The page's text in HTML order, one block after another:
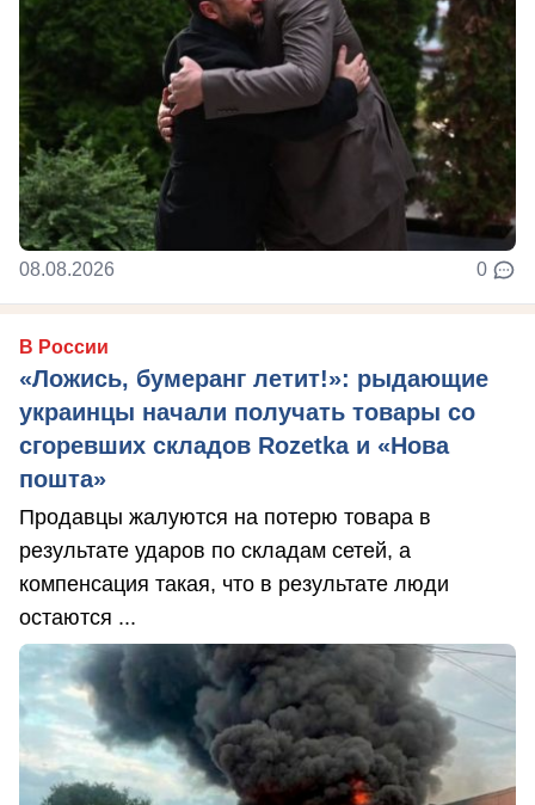
08.08.2026 0
В России
«Ложись, бумеранг летит!»: рыдающие
украинцы начали получать товары со
сгоревших складов Rozetka и «Нова
пошта»
Продавцы жалуются на потерю товара в
результате ударов по складам сетей, а
компенсация такая, что в результате люди
остаются ...